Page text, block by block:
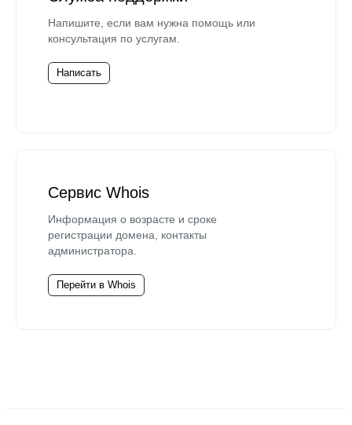
Напишите, если вам нужна помощь или
консультация по услугам.
Написать
Сервис Whois
Информация о возрасте и сроке
регистрации домена, контакты
администратора.
Перейти в Whois